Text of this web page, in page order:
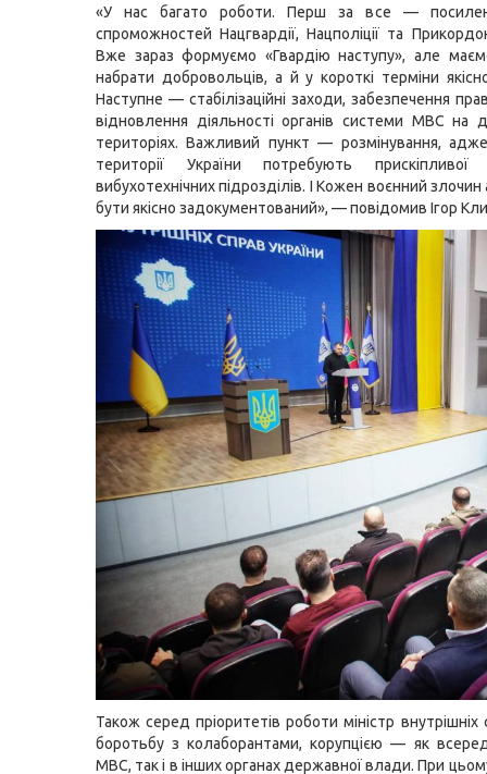
«У нас багато роботи. Перш за все —
спроможностей Нацгвардії, Нацполіції та
Вже зараз формуємо «Гвардію наступу», але
набрати добровольців, а й у короткі терміни
Наступне — стабілізаційні заходи, забезпечення
відновлення діяльності органів системи МВС на
територіях. Важливий пункт — розмінування,
території України потребують прискіпливої
вибухотехнічних підрозділів. І Кожен воєнний
бути якісно задокументований», — повідомив Ігор
Також серед пріоритетів роботи міністр внутрішніх
боротьбу з колаборантами, корупцією — як
МВС, так і в інших органах державної влади. При